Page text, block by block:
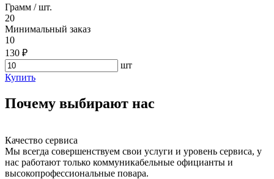
Грамм / шт.
20
Минимальный заказ
10
130 ₽
шт
Купить
Почему выбирают нас
Качество сервиса
Мы всегда совершенствуем свои услуги и уровень сервиса, у
нас работают только коммуникабельные официанты и
высокопрофессиональные повара.